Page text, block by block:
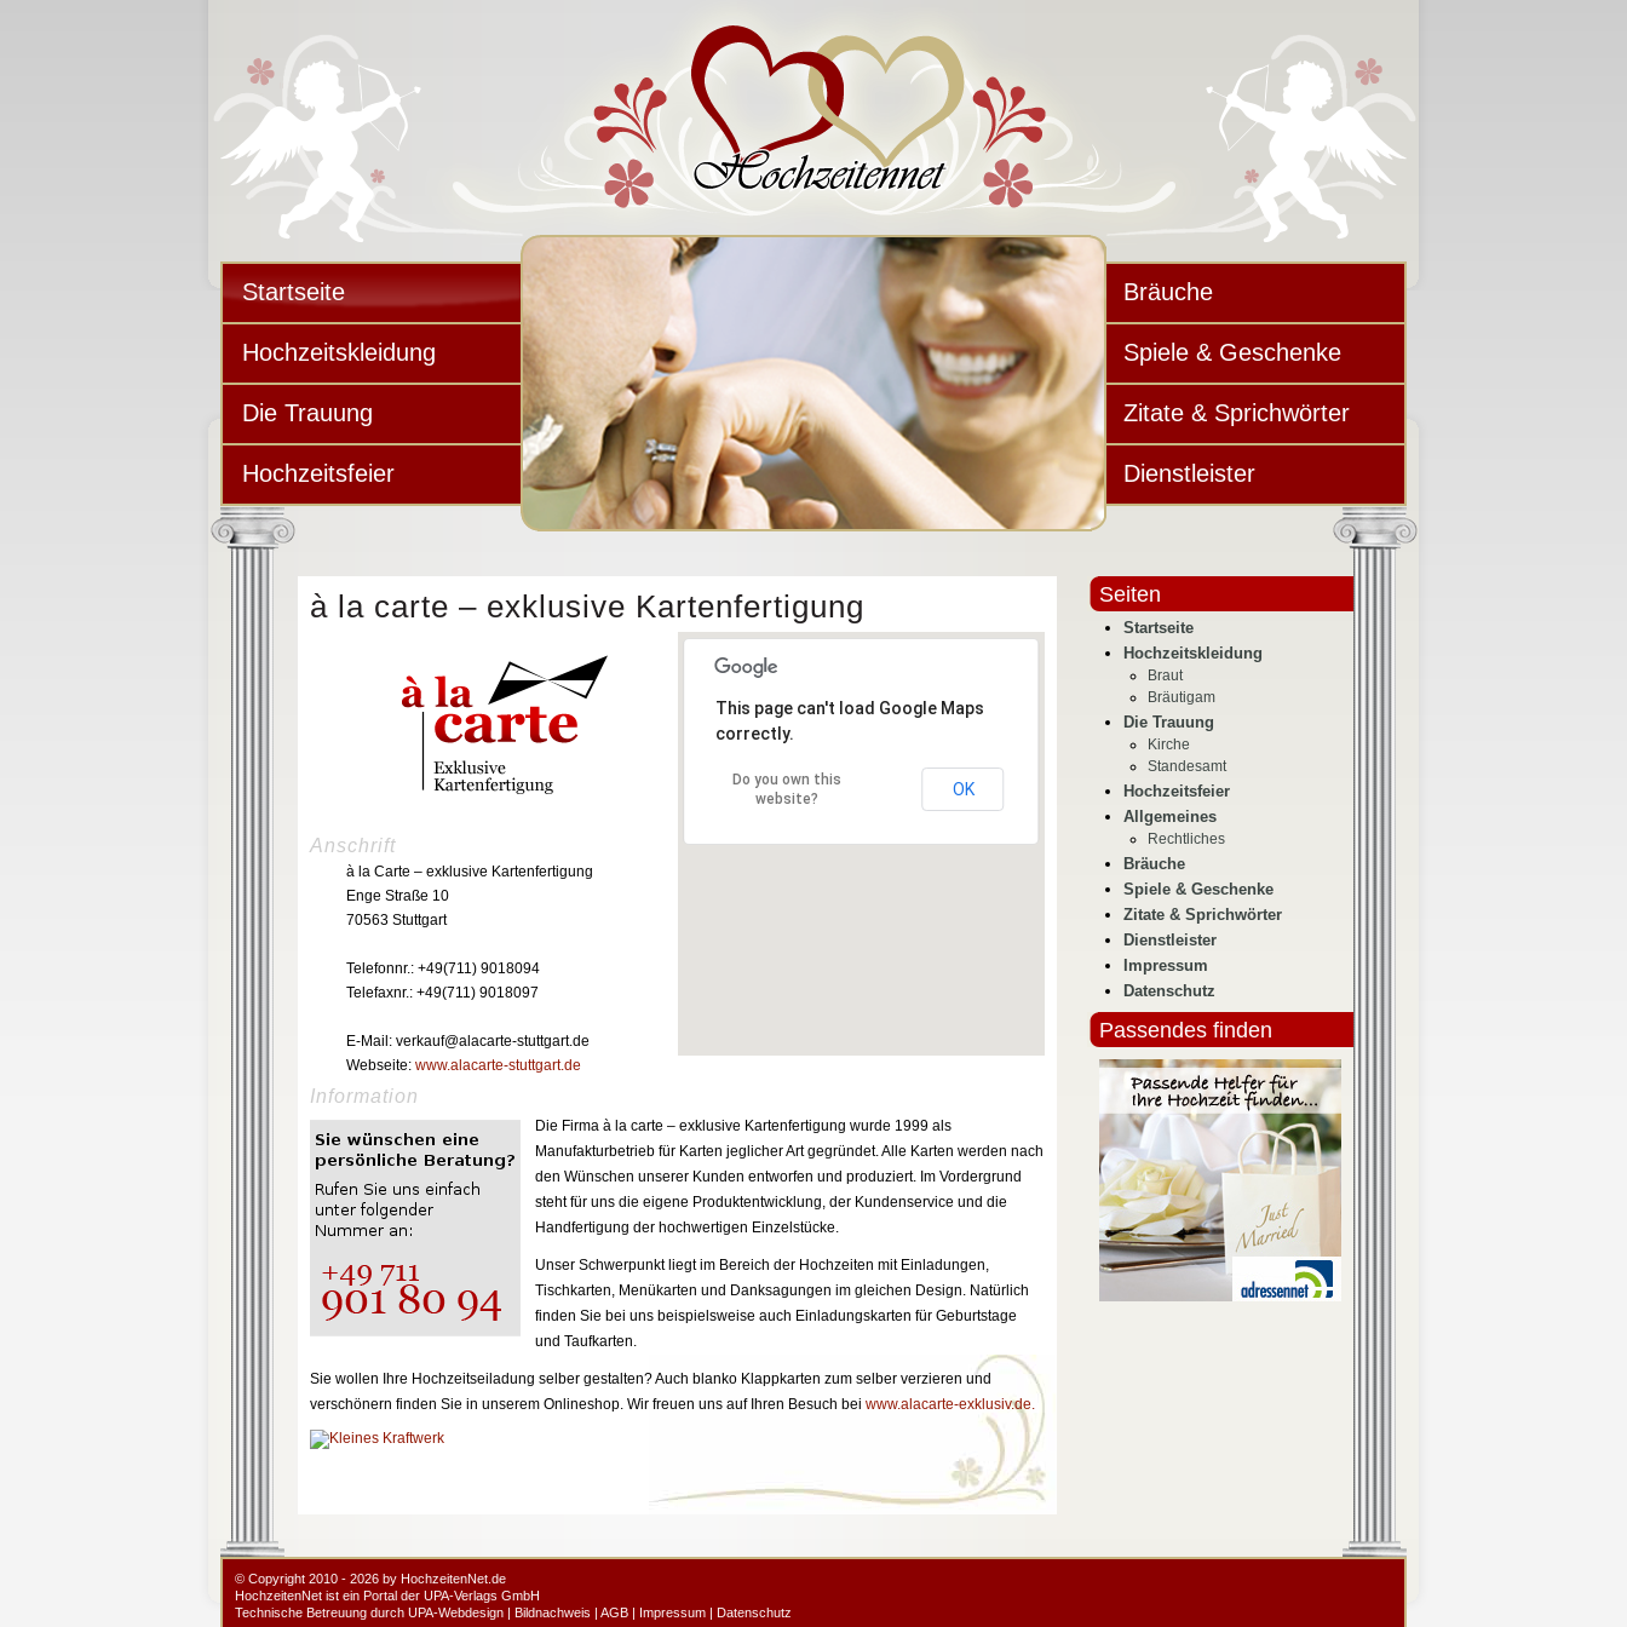
Startseite
Hochzeitskleidung
Die Trauung
Hochzeitsfeier
Bräuche
Spiele & Geschenke
Zitate & Sprichwörter
Dienstleister
à la carte – exklusive Kartenfertigung
This page can't load Google Maps
correctly.
Do you own this
website?
OK
Anschrift
à la Carte – exklusive Kartenfertigung
Enge Straße 10
70563 Stuttgart
Telefonnr.: +49(711) 9018094
Telefaxnr.: +49(711) 9018097
E-Mail: verkauf@alacarte-stuttgart.de
Webseite: www.alacarte-stuttgart.de
Information
Die Firma à la carte – exklusive Kartenfertigung wurde 1999 als
Manufakturbetrieb für Karten jeglicher Art gegründet. Alle Karten werden nach
den Wünschen unserer Kunden entworfen und produziert. Im Vordergrund
steht für uns die eigene Produktentwicklung, der Kundenservice und die
Handfertigung der hochwertigen Einzelstücke.
Unser Schwerpunkt liegt im Bereich der Hochzeiten mit Einladungen,
Tischkarten, Menükarten und Danksagungen im gleichen Design. Natürlich
finden Sie bei uns beispielsweise auch Einladungskarten für Geburtstage
und Taufkarten.
Sie wollen Ihre Hochzeitseiladung selber gestalten? Auch blanko Klappkarten zum selber verzieren und
verschönern finden Sie in unserem Onlineshop. Wir freuen uns auf Ihren Besuch bei www.alacarte-exklusiv.de.
Seiten
Startseite
Hochzeitskleidung
Braut
Bräutigam
Die Trauung
Kirche
Standesamt
Hochzeitsfeier
Allgemeines
Rechtliches
Bräuche
Spiele & Geschenke
Zitate & Sprichwörter
Dienstleister
Impressum
Datenschutz
Passendes finden
© Copyright 2010 - 2026 by HochzeitenNet.de
HochzeitenNet ist ein Portal der UPA-Verlags GmbH
Technische Betreuung durch UPA-Webdesign | Bildnachweis | AGB | Impressum | Datenschutz